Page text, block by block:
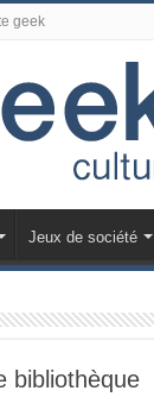
geek
Jeux de société
bibliothèque